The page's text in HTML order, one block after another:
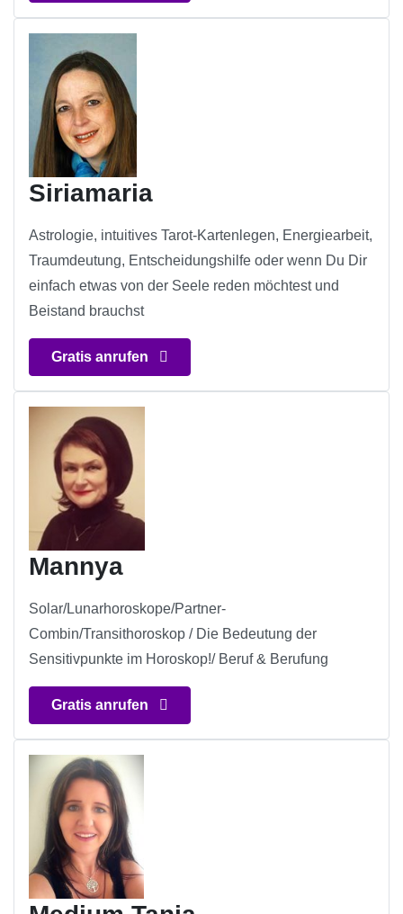
Siriamaria
Astrologie, intuitives Tarot-Kartenlegen, Energiearbeit,
Traumdeutung, Entscheidungshilfe oder wenn Du Dir
einfach etwas von der Seele reden möchtest und
Beistand brauchst
Gratis anrufen
Mannya
Solar/Lunarhoroskope/Partner-
Combin/Transithoroskop / Die Bedeutung der
Sensitivpunkte im Horoskop!/ Beruf & Berufung
Gratis anrufen